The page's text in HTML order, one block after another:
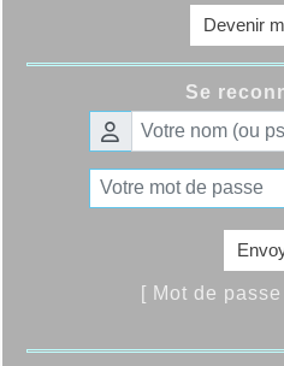
Devenir
Se
[ Mot de